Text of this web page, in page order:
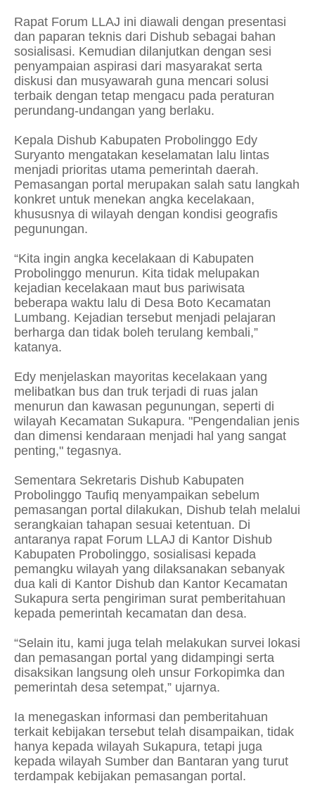
Rapat Forum LLAJ ini diawali dengan presentasi
dan paparan teknis dari Dishub sebagai bahan
sosialisasi. Kemudian dilanjutkan dengan sesi
penyampaian aspirasi dari masyarakat serta
diskusi dan musyawarah guna mencari solusi
terbaik dengan tetap mengacu pada peraturan
perundang-undangan yang berlaku.
Kepala Dishub Kabupaten Probolinggo Edy
Suryanto mengatakan keselamatan lalu lintas
menjadi prioritas utama pemerintah daerah.
Pemasangan portal merupakan salah satu langkah
konkret untuk menekan angka kecelakaan,
khususnya di wilayah dengan kondisi geografis
pegunungan.
“Kita ingin angka kecelakaan di Kabupaten
Probolinggo menurun. Kita tidak melupakan
kejadian kecelakaan maut bus pariwisata
beberapa waktu lalu di Desa Boto Kecamatan
Lumbang. Kejadian tersebut menjadi pelajaran
berharga dan tidak boleh terulang kembali,”
katanya.
Edy menjelaskan mayoritas kecelakaan yang
melibatkan bus dan truk terjadi di ruas jalan
menurun dan kawasan pegunungan, seperti di
wilayah Kecamatan Sukapura. "Pengendalian jenis
dan dimensi kendaraan menjadi hal yang sangat
penting," tegasnya.
Sementara Sekretaris Dishub Kabupaten
Probolinggo Taufiq menyampaikan sebelum
pemasangan portal dilakukan, Dishub telah melalui
serangkaian tahapan sesuai ketentuan. Di
antaranya rapat Forum LLAJ di Kantor Dishub
Kabupaten Probolinggo, sosialisasi kepada
pemangku wilayah yang dilaksanakan sebanyak
dua kali di Kantor Dishub dan Kantor Kecamatan
Sukapura serta pengiriman surat pemberitahuan
kepada pemerintah kecamatan dan desa.
“Selain itu, kami juga telah melakukan survei lokasi
dan pemasangan portal yang didampingi serta
disaksikan langsung oleh unsur Forkopimka dan
pemerintah desa setempat,” ujarnya.
Ia menegaskan informasi dan pemberitahuan
terkait kebijakan tersebut telah disampaikan, tidak
hanya kepada wilayah Sukapura, tetapi juga
kepada wilayah Sumber dan Bantaran yang turut
terdampak kebijakan pemasangan portal.